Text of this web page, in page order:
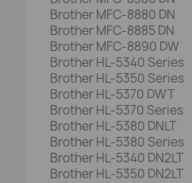
Brother MFC-8880 DN
Brother MFC-8885 DN
Brother MFC-8890 DW
Brother HL-5340 Series
Brother HL-5350 Series
Brother HL-5370 DWT
Brother HL-5370 Series
Brother HL-5380 DNLT
Brother HL-5380 Series
Brother HL-5340 DN2LT
Brother HL-5350 DN2LT